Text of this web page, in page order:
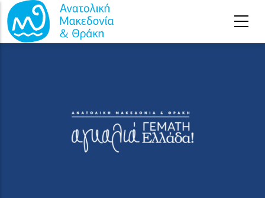
Παράκαμψη προς το κυρίως περιεχόμενο